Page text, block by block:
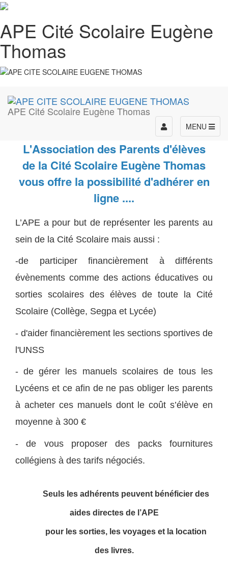
APE Cité Scolaire Eugène
Thomas
APE Cité Scolaire Eugène Thomas
MENU
Toggle
navigation
L'Association des Parents d'élèves
de la Cité Scolaire Eugène Thomas
vous offre la possibilité d'adhérer en
ligne ....
L’APE a pour but de représenter les parents au
sein de la Cité Scolaire mais aussi :
-de participer financièrement à différents
évènements comme des actions éducatives ou
sorties scolaires des élèves de toute la Cité
Scolaire (Collège, Segpa et Lycée)
- d'aider financièrement les sections sportives de
l'UNSS
- de gérer les manuels scolaires de tous les
Lycéens et ce afin de ne pas obliger les parents
à acheter ces manuels dont le coût s’élève en
moyenne à 300 €
- de vous proposer des packs fournitures
collégiens à des tarifs négociés.
Seuls les adhérents peuvent bénéficier des
aides directes de l’APE
pour les sorties, les voyages et la location
des livres.